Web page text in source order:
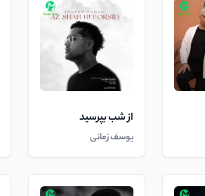
از شب بپرسید
یوسف زمانی